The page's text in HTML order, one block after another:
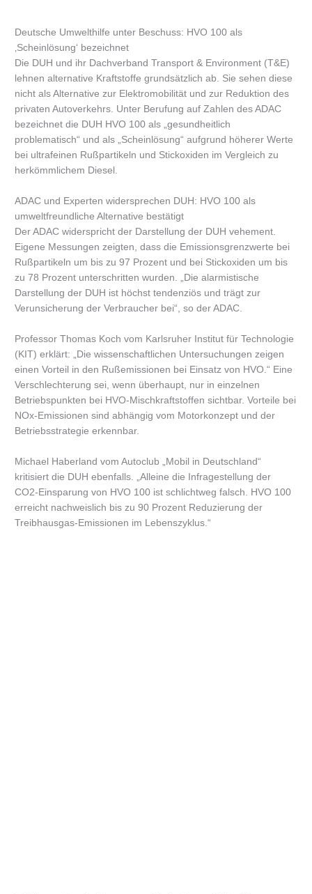
Deutsche Umwelthilfe unter Beschuss: HVO 100 als
‚Scheinlösung‘ bezeichnet
Die DUH und ihr Dachverband Transport & Environment (T&E)
lehnen alternative Kraftstoffe grundsätzlich ab. Sie sehen diese
nicht als Alternative zur Elektromobilität und zur Reduktion des
privaten Autoverkehrs. Unter Berufung auf Zahlen des ADAC
bezeichnet die DUH HVO 100 als „gesundheitlich
problematisch“ und als „Scheinlösung“ aufgrund höherer Werte
bei ultrafeinen Rußpartikeln und Stickoxiden im Vergleich zu
herkömmlichem Diesel.
ADAC und Experten widersprechen DUH: HVO 100 als
umweltfreundliche Alternative bestätigt
Der ADAC widerspricht der Darstellung der DUH vehement.
Eigene Messungen zeigten, dass die Emissionsgrenzwerte bei
Rußpartikeln um bis zu 97 Prozent und bei Stickoxiden um bis
zu 78 Prozent unterschritten wurden. „Die alarmistische
Darstellung der DUH ist höchst tendenziös und trägt zur
Verunsicherung der Verbraucher bei“, so der ADAC.
Professor Thomas Koch vom Karlsruher Institut für Technologie
(KIT) erklärt: „Die wissenschaftlichen Untersuchungen zeigen
einen Vorteil in den Rußemissionen bei Einsatz von HVO.“ Eine
Verschlechterung sei, wenn überhaupt, nur in einzelnen
Betriebspunkten bei HVO-Mischkraftstoffen sichtbar. Vorteile bei
NOx-Emissionen sind abhängig vom Motorkonzept und der
Betriebsstrategie erkennbar.
Michael Haberland vom Autoclub „Mobil in Deutschland“
kritisiert die DUH ebenfalls. „Alleine die Infragestellung der
CO2-Einsparung von HVO 100 ist schlichtweg falsch. HVO 100
erreicht nachweislich bis zu 90 Prozent Reduzierung der
Treibhausgas-Emissionen im Lebenszyklus.“